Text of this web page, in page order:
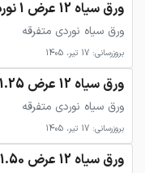
ورق سیاه 12 عرض 1 نوردی متفرقه
ورق سیاه نوردی متفرقه
بروزرسانی: 17 تیر، 1405
ورق سیاه 12 عرض 1.25 نوردی متفرقه
ورق سیاه نوردی متفرقه
بروزرسانی: 17 تیر، 1405
ورق سیاه 12 عرض 1.50 نوردی متفرقه